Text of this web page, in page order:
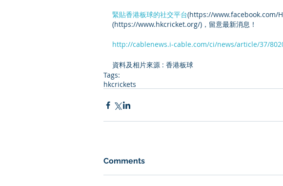
緊貼香港板球的社交平台(https://www.facebook.com/
(https://www.hkcricket.org/)，留意最新消息！
http://cablenews.i-cable.com/ci/news/article/37/
資料及相片來源 : 香港板球
Tags:
hkcrickets
Comments